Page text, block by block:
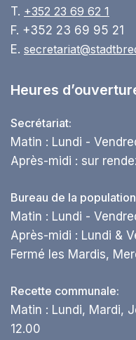
T. +352 23 69 62 1
F. +352 23 69 95 21
E.
Heures
Secrétariat:
Matin : Lundi -
Après-midi : sur
Bureau de la
Matin : Lundi -
Après-midi : Lundi &
Fermé les Mardis,
Recette communale:
Matin : Lundi, Mardi,
12.00